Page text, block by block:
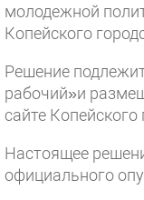
молодежной
Копейского
Решение
рабочий»и
сайте Копейского
Настоящее
официального